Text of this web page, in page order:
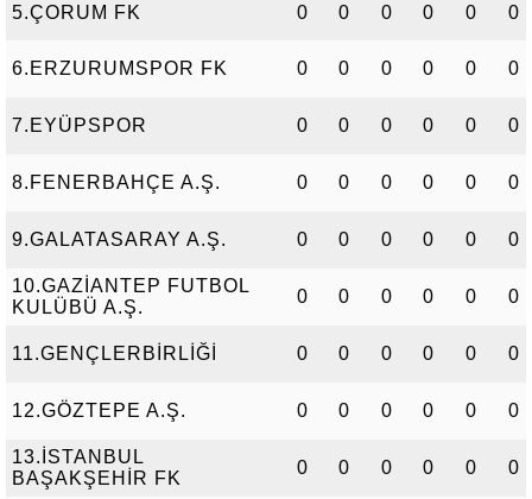
5.ÇORUM FK 0 0 0 0 0 0
6.ERZURUMSPOR FK 0 0 0 0 0 0
7.EYÜPSPOR 0 0 0 0 0 0
8.FENERBAHÇE A.Ş. 0 0 0 0 0 0
9.GALATASARAY A.Ş. 0 0 0 0 0 0
10.GAZİANTEP FUTBOL
KULÜBÜ A.Ş.
0 0 0 0 0 0
11.GENÇLERBİRLİĞİ 0 0 0 0 0 0
12.GÖZTEPE A.Ş. 0 0 0 0 0 0
13.İSTANBUL
BAŞAKŞEHİR FK
0 0 0 0 0 0